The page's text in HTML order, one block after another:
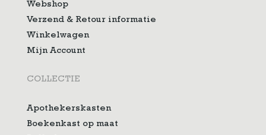
Webshop
Verzend & Retour informatie
Winkelwagen
Mijn Account
COLLECTIE
Apothekerskasten
Boekenkast op maat